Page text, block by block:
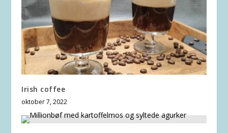
Irish coffee
oktober 7, 2022